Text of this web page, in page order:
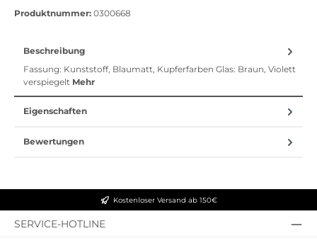
Produktnummer: 0300668
Beschreibung
Fassung: Kunststoff, Blaumatt, Kupferfarben Glas: Braun, Violett
verspiegelt Mehr
Eigenschaften
Bewertungen
Kostenloser Versand ab 150€
SERVICE-HOTLINE